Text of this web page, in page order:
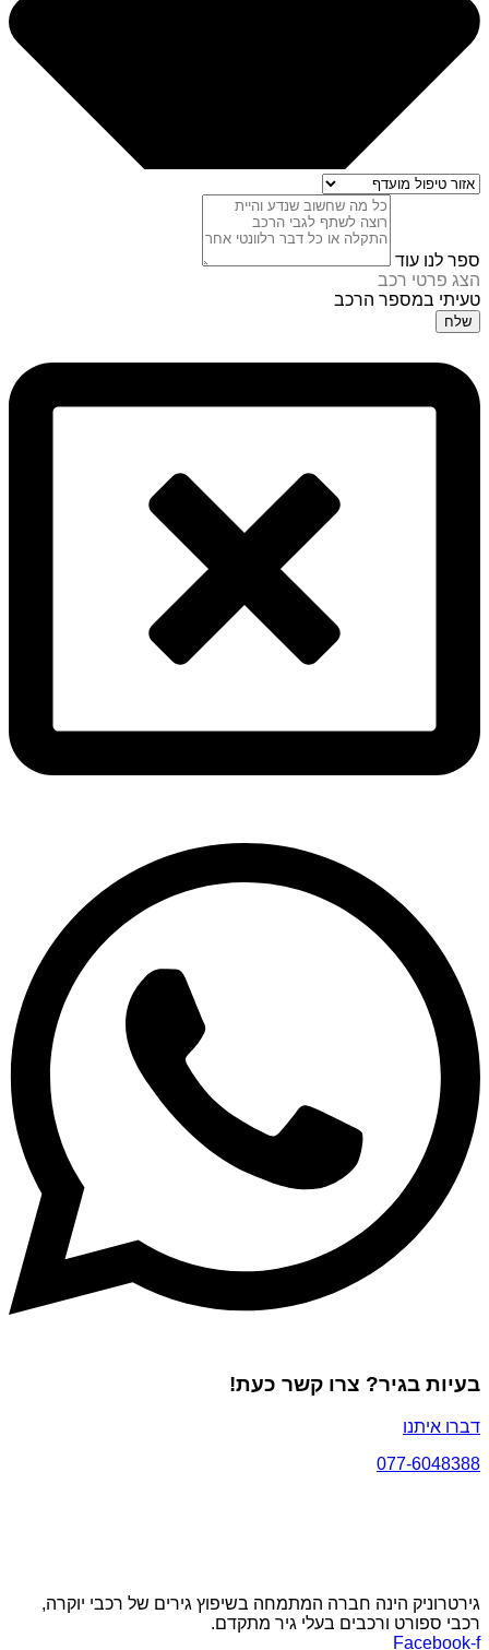
ספר לנו עוד
הצג פרטי רכב
טעיתי במספר הרכב
שלח
בעיות בגיר? צרו קשר כעת!
דברו איתנו
077-6048388
גירטרוניק הינה חברה המתמחה בשיפוץ גירים של רכבי יוקרה,
רכבי ספורט ורכבים בעלי גיר מתקדם.
Facebook-f